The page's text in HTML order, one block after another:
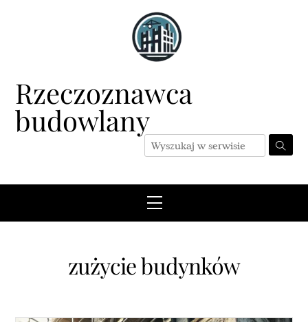
Rzeczoznawca
budowlany
Menu
zużycie budynków